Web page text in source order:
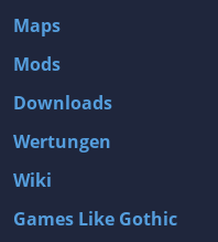
Maps
Mods
Downloads
Wertungen
Wiki
Games Like Gothic